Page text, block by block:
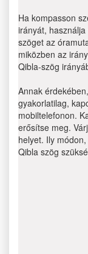
Ha kompasson
irányát,
szöget az
miközben az
Qibla-szög
Annak
gyakorlatilag,
mobiltelefonon.
erősítse meg.
helyet. Ily
Qibla szög